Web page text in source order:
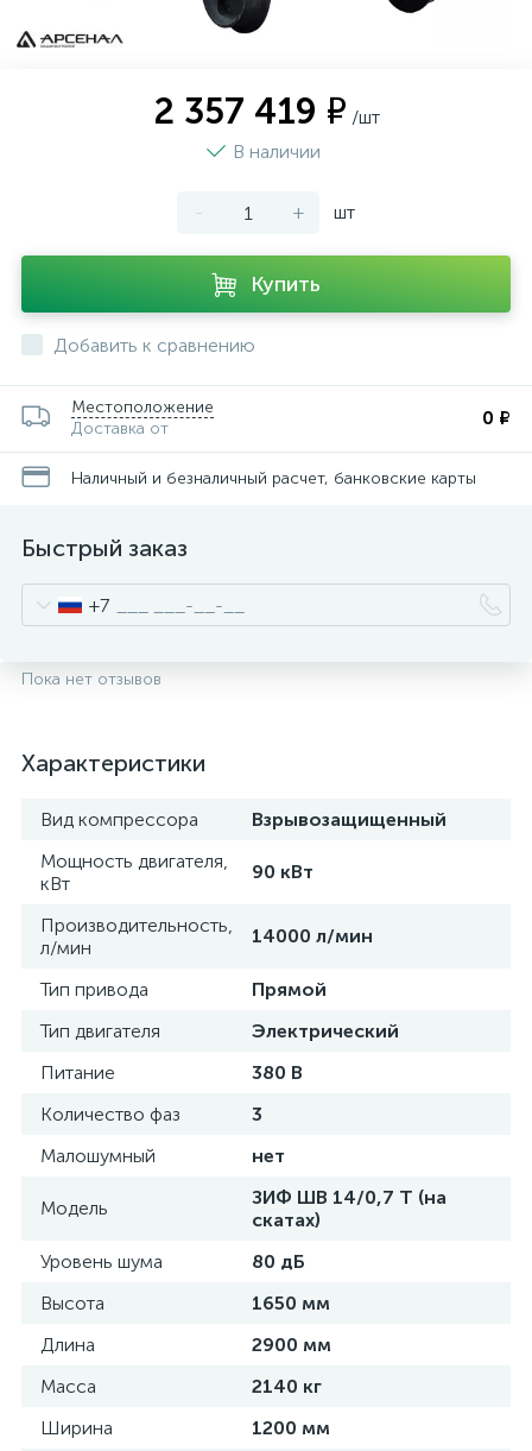
2 357 419 ₽ /шт
В наличии
- + шт
Купить
Добавить к сравнению
Местоположение
Доставка от
0 ₽
Наличный и безналичный расчет, банковские карты
Быстрый заказ
+7
Пока нет отзывов
Характеристики
Вид компрессора
Взрывозащищенный
Мощность двигателя,
кВт
90 кВт
Производительность,
л/мин
14000 л/мин
Тип привода
Прямой
Тип двигателя
Электрический
Питание
380 В
Количество фаз
3
Малошумный
нет
Модель
ЗИФ ШВ 14/0,7 Т (на
скатах)
Уровень шума
80 дБ
Высота
1650 мм
Длина
2900 мм
Масса
2140 кг
Ширина
1200 мм